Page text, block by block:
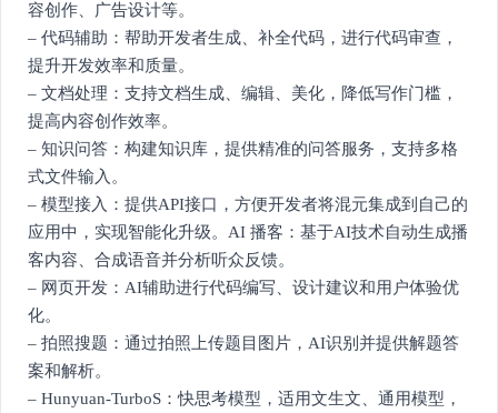
容创作、广告设计等。
– 代码辅助：帮助开发者生成、补全代码，进行代码审查，
提升开发效率和质量。
– 文档处理：支持文档生成、编辑、美化，降低写作门槛，
提高内容创作效率。
– 知识问答：构建知识库，提供精准的问答服务，支持多格
式文件输入。
– 模型接入：提供API接口，方便开发者将混元集成到自己的
应用中，实现智能化升级。AI 播客：基于AI技术自动生成播
客内容、合成语音并分析听众反馈。
– 网页开发：AI辅助进行代码编写、设计建议和用户体验优
化。
– 拍照搜题：通过拍照上传题目图片，AI识别并提供解题答
案和解析。
– Hunyuan-TurboS：快思考模型，适用文生文、通用模型，